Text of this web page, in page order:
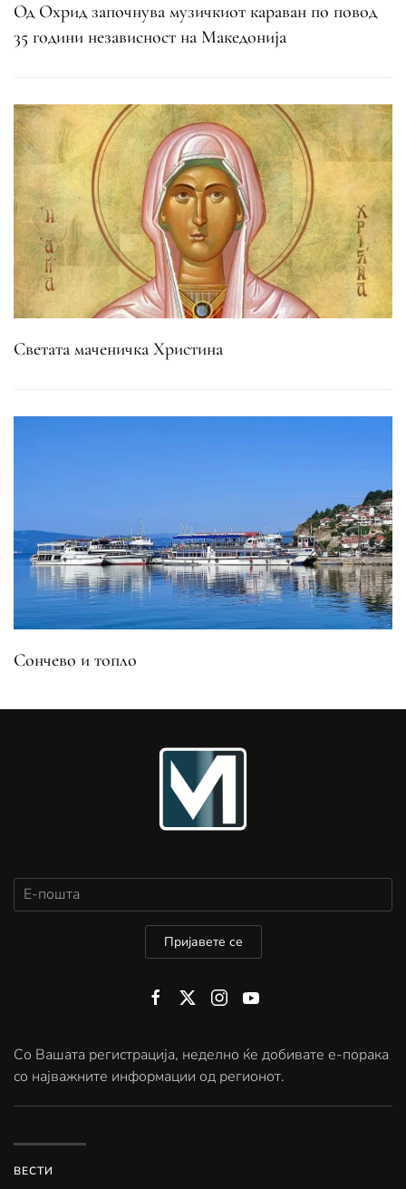
Од Охрид започнува музичкиот караван по повод
35 години независност на Македонија
Светата маченичка Христина
Сончево и топло
Пријавете се
Со Вашата регистрација, неделно ќе добивате е-порака
со најважните информации од регионот.
ВЕСТИ